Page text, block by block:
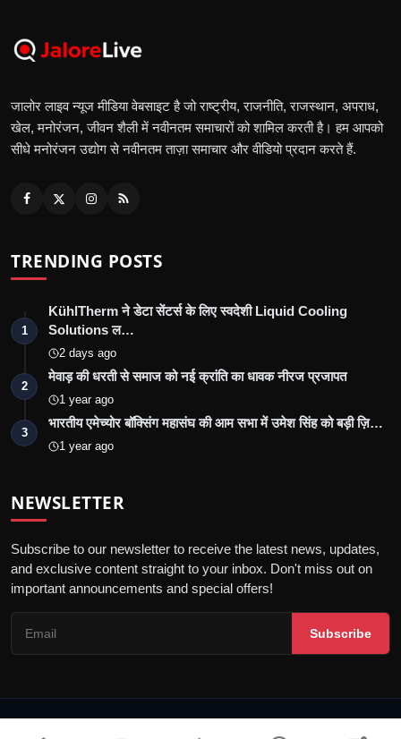
जालोर लाइव न्यूज मीडिया वेबसाइट है जो राष्ट्रीय, राजनीति, राजस्थान, अपराध,
खेल, मनोरंजन, जीवन शैली में नवीनतम समाचारों को शामिल करती है। हम आपको
सीधे मनोरंजन उद्योग से नवीनतम ताज़ा समाचार और वीडियो प्रदान करते हैं.
TRENDING POSTS
1
KühlTherm ने डेटा सेंटर्स के लिए स्वदेशी Liquid Cooling
Solutions ल…
2 days ago
2
मेवाड़ की धरती से समाज को नई क्रांति का धावक नीरज प्रजापत
1 year ago
3
भारतीय एमेच्योर बॉक्सिंग महासंघ की आम सभा में उमेश सिंह को बड़ी ज़ि…
1 year ago
NEWSLETTER
Subscribe to our newsletter to receive the latest news, updates,
and exclusive content straight to your inbox. Don't miss out on
important announcements and special offers!
Subscribe